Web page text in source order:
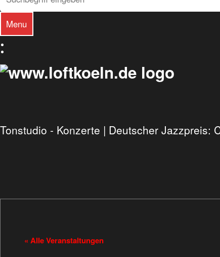
Menu
Tonstudio - Konzerte | Deutscher Jazzpreis:
« Alle Veranstaltungen